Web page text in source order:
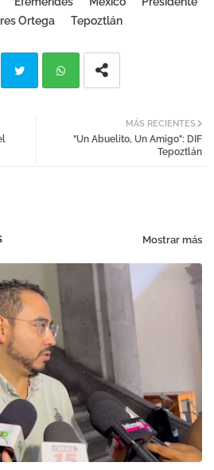
Ortega Tepoztlán
MÁS RECIENTES
"Un Abuelito, Un Amigo": DIF
Tepoztlán
Mostrar más